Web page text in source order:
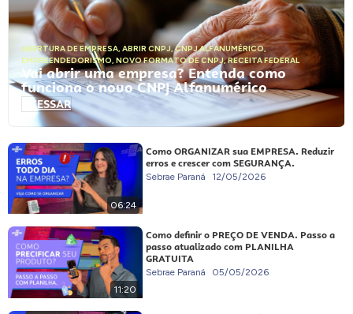
ABERTURA DE EMPRESA, ABRIR CNPJ,CNPJ ALFANUMÉRICO,
EMPREENDEDORISMO, NOVO FORMATO DE CNPJ,RECEITA FEDERAL
Vai abrir uma empresa? Entenda como
funciona o novo CNPJ Alfanumérico
ACESSAR
06:24
Como ORGANIZAR sua EMPRESA. Reduzir
erros e crescer com SEGURANÇA.
Sebrae Paraná 12/05/2026
11:20
Como definir o PREÇO DE VENDA. Passo a
passo atualizado com PLANILHA
GRATUITA
Sebrae Paraná 05/05/2026